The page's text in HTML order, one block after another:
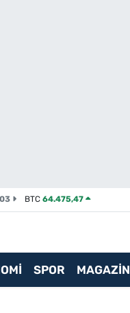
BTC 64.475,47
SPOR MAGAZİN